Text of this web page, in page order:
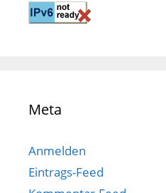
Meta
Anmelden
Eintrags-Feed